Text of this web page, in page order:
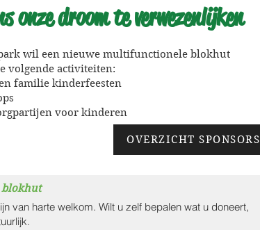
onze droom te verwezenlijken
wil een nieuwe multifunctionele blokhut
volgende activiteiten:
familie kinderfeesten
voor kinderen
OVERZICHT SPONSORS
blokhut
van harte welkom. Wilt u zelf bepalen wat u doneert,